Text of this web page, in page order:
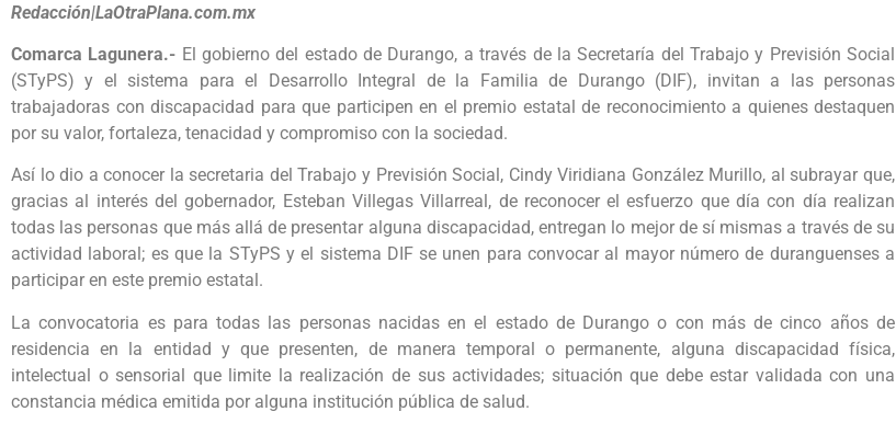
Redacción|LaOtraPlana.com.mx
Comarca Lagunera.- El gobierno del estado de Durango, a través de la Secretaría del Trabajo y Previsión Social
(STyPS) y el sistema para el Desarrollo Integral de la Familia de Durango (DIF), invitan a las personas
trabajadoras con discapacidad para que participen en el premio estatal de reconocimiento a quienes destaquen
por su valor, fortaleza, tenacidad y compromiso con la sociedad.
Así lo dio a conocer la secretaria del Trabajo y Previsión Social, Cindy Viridiana González Murillo, al subrayar que,
gracias al interés del gobernador, Esteban Villegas Villarreal, de reconocer el esfuerzo que día con día realizan
todas las personas que más allá de presentar alguna discapacidad, entregan lo mejor de sí mismas a través de su
actividad laboral; es que la STyPS y el sistema DIF se unen para convocar al mayor número de duranguenses a
participar en este premio estatal.
La convocatoria es para todas las personas nacidas en el estado de Durango o con más de cinco años de
residencia en la entidad y que presenten, de manera temporal o permanente, alguna discapacidad física,
intelectual o sensorial que limite la realización de sus actividades; situación que debe estar validada con una
constancia médica emitida por alguna institución pública de salud.